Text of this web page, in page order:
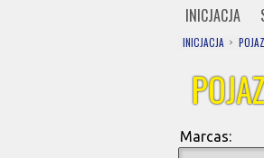
INICJACJA
INICJACJA
Marcas: